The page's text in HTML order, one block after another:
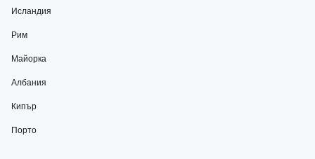
Исландия
Рим
Майорка
Албания
Кипър
Порто